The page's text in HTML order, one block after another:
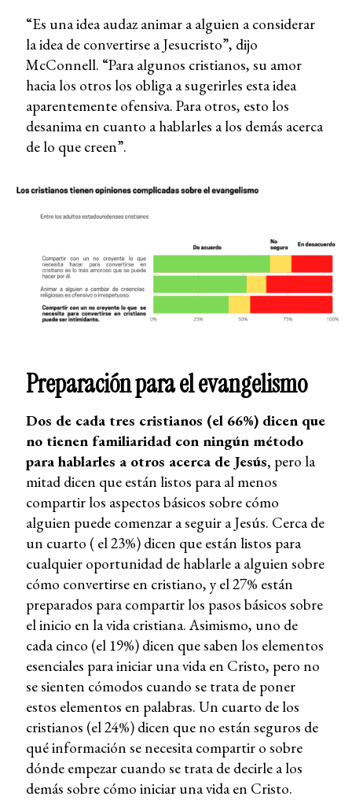
“Es una idea audaz animar a alguien a considerar
la idea de convertirse a Jesucristo”, dijo
McConnell. “Para algunos cristianos, su amor
hacia los otros los obliga a sugerirles esta idea
aparentemente ofensiva. Para otros, esto los
desanima en cuanto a hablarles a los demás acerca
de lo que creen”.
Preparación para el evangelismo
Dos de cada tres cristianos (el 66%) dicen que
no tienen familiaridad con ningún método
para hablarles a otros acerca de Jesús, pero la
mitad dicen que están listos para al menos
compartir los aspectos básicos sobre cómo
alguien puede comenzar a seguir a Jesús. Cerca de
un cuarto ( el 23%) dicen que están listos para
cualquier oportunidad de hablarle a alguien sobre
cómo convertirse en cristiano, y el 27% están
preparados para compartir los pasos básicos sobre
el inicio en la vida cristiana. Asimismo, uno de
cada cinco (el 19%) dicen que saben los elementos
esenciales para iniciar una vida en Cristo, pero no
se sienten cómodos cuando se trata de poner
estos elementos en palabras. Un cuarto de los
cristianos (el 24%) dicen que no están seguros de
qué información se necesita compartir o sobre
dónde empezar cuando se trata de decirle a los
demás sobre cómo iniciar una vida en Cristo.